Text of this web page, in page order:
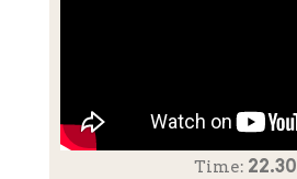
Time: 22.30